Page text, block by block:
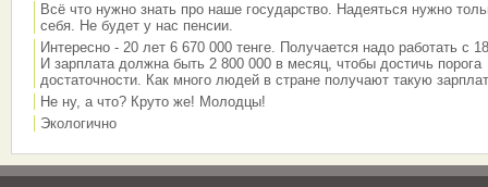
Всё что нужно знать про наше государство. Надеяться нужно
себя. Не будет у нас пенсии.
Интересно - 20 лет 6 670 000 тенге. Получается надо работать с
И зарплата должна быть 2 800 000 в месяц, чтобы достичь порога
достаточности. Как много людей в стране получают такую
Не ну, а что? Круто же! Молодцы!
Экологично